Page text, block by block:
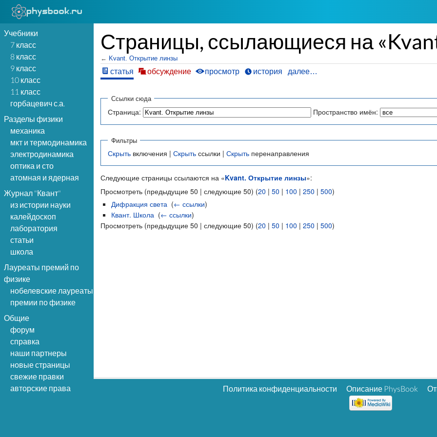
Учебники
7 класс
8 класс
9 класс
10 класс
11 класс
горбацевич с.а.
Разделы физики
механика
мкт и термодинамика
электродинамика
оптика и сто
атомная и ядерная
Журнал "Квант"
из истории науки
калейдоскоп
лаборатория
статьи
школа
Лауреаты премий по
физике
нобелевские лауреаты
премии по физике
Общие
форум
справка
наши партнеры
новые страницы
свежие правки
авторские права
Страницы, ссылающиеся на
← Kvant. Открытие линзы
статья обсуждение просмотр история далее…
Ссылки сюда
Страница: Пространство имён:
Фильтры
Скрыть включения | Скрыть ссылки | Скрыть перенаправления
Следующие страницы ссылаются на «Kvant. Открытие линзы»:
Просмотреть (предыдущие 50 | следующие 50) (20 | 50 | 100 | 250 | 500)
Дифракция света (← ссылки)
Квант. Школа (← ссылки)
Просмотреть (предыдущие 50 | следующие 50) (20 | 50 | 100 | 250 | 500)
Политика конфиденциальности Описание PhysBook